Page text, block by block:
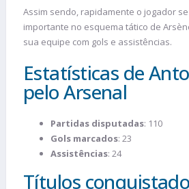
Assim sendo, rapidamente o jogador
importante no esquema tático de
sua equipe com gols e assistências.
Estatísticas de
pelo Arsenal
Partidas disputadas: 110
Gols marcados: 23
Assistências: 24
Títulos